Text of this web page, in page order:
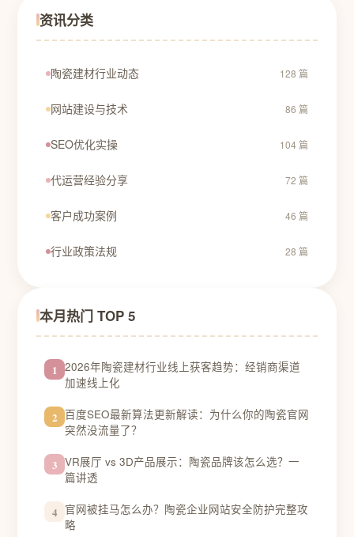
资讯分类
陶瓷建材行业动态 128 篇
网站建设与技术 86 篇
SEO优化实操 104 篇
代运营经验分享 72 篇
客户成功案例 46 篇
行业政策法规 28 篇
本月热门 TOP 5
1 2026年陶瓷建材行业线上获客趋势：经销商渠道
加速线上化
2 百度SEO最新算法更新解读：为什么你的陶瓷官网
突然没流量了？
3 VR展厅 vs 3D产品展示：陶瓷品牌该怎么选？一
篇讲透
4 官网被挂马怎么办？陶瓷企业网站安全防护完整攻
略